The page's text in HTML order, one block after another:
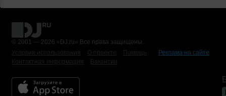
© 2001 — 2026 «DJ.ru» Все права защищены.
Условия использования
О проекте Помощь
Реклама на сайте
Контактная информация
Вакансии